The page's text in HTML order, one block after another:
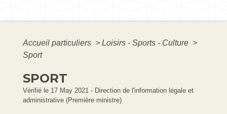
Accueil particuliers > Loisirs - Sports - Culture >
Sport
SPORT
Vérifié le 17 May 2021 - Direction de l'information légale et
administrative (Première ministre)